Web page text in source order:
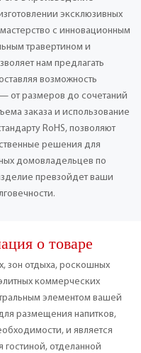
эксклюзивных
с инновационным
травертином и
нам предлагать
возможность
от размеров до сочетаний
заказа и использование
RoHS, позволяют
решения для
домовладельцев по
превзойдет ваши
о товаре
зон отдыха, роскошных
коммерческих
элементом вашей
размещения напитков,
и является
отделанной